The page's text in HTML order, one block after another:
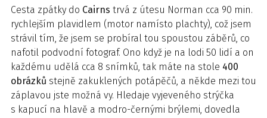
Cesta zpátky do Cairns trvá z útesu Norman cca 90 min.
rychlejším plavidlem (motor namísto plachty), což jsem
strávil tím, že jsem se probíral tou spoustou záběrů, co
nafotil podvodní fotograf. Ono když je na lodi 50 lidí a on
každému udělá cca 8 snímků, tak máte na stole 400
obrázků stejně zakuklených potápěčů, a někde mezi tou
záplavou jste možná vy. Hledaje vyjeveného strýčka
s kapucí na hlavě a modro-černými brýlemi, dovedla